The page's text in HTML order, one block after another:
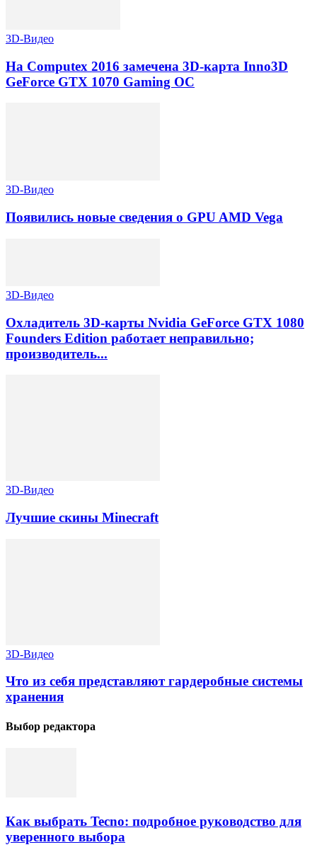
3D-Видео
На Computex 2016 замечена 3D-карта Inno3D
GeForce GTX 1070 Gaming OC
3D-Видео
Появились новые сведения о GPU AMD Vega
3D-Видео
Охладитель 3D-карты Nvidia GeForce GTX 1080
Founders Edition работает неправильно;
производитель...
3D-Видео
Лучшие скины Minecraft
3D-Видео
Что из себя представляют гардеробные системы
хранения
Выбор редактора
Как выбрать Tecno: подробное руководство для
уверенного выбора